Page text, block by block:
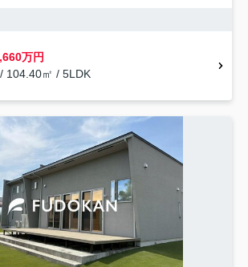
万円
104.40㎡ / 5LDK